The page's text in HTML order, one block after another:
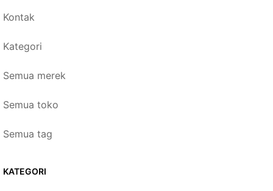
Kontak
Kategori
Semua merek
Semua toko
Semua tag
KATEGORI